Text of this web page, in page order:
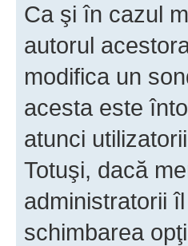
Ca şi în cazul
autorul
modifica un
acesta este
atunci
Totuşi, dacă
administratorii
schimbarea